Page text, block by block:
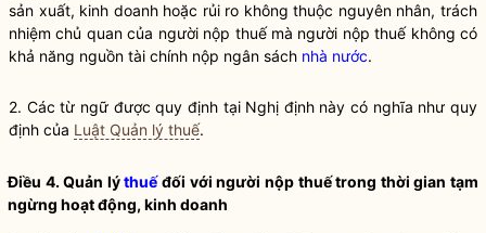
sản xuất, kinh doanh hoặc rủi ro không thuộc nguyên nhân, trách
nhiệm chủ quan của người nộp thuếmà người nộpthuếkhông có
khả năng nguồn tài chính nộp ngân sách nhà nước.
2. Các từ ngữ được quy định tại Nghị định này có nghĩa như quy
định của Luật Quản lý thuế.
Điều 4. Quản lýthuếđối với người nộp thuếtrong thời gian tạm
ngừng hoạt động, kinh doanh